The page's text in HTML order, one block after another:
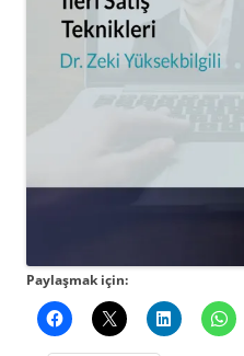
Paylaşmak için: